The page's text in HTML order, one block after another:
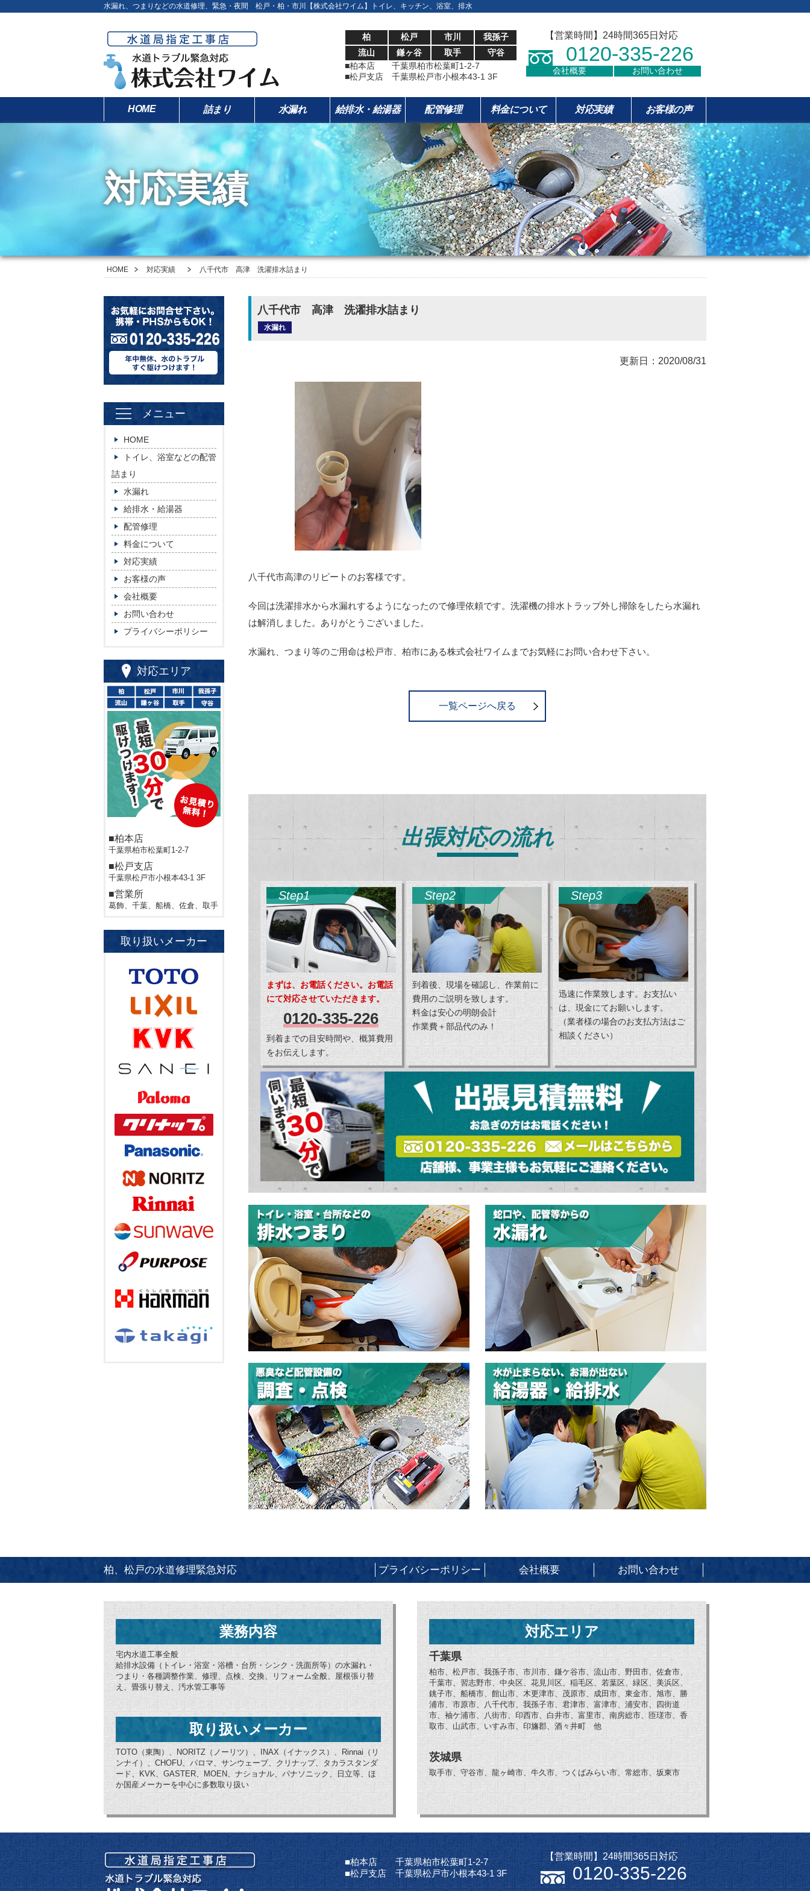
水漏れ、つまりなどの水道修理、緊急・夜間 松戸・柏・市川【株式会社ワイム】トイレ、キッチン、浴室、排水
柏 松戸 市川
我孫子
流山
鎌ヶ谷 取手
守谷
■柏本店 千葉県柏市松葉町1-2-7
■松戸支店 千葉県松戸市小根本43-1 3F
【営業時間】24時間365日対応
0120-335-226
会社概要 お問い合わせ
HOME 詰まり 水漏れ 給排水・給湯器 配管修理 料金について 対応実績 お客様の声
対応実績
HOME 対応実績 八千代市 高津 洗濯排水詰まり
八千代市 高津 洗濯排水詰まり
水漏れ
更新日：2020/08/31
八千代市高津のリピートのお客様です。
今回は洗濯排水から水漏れするようになったので修理依頼です。洗濯機の排水トラップ外し掃除をしたら水漏れ
は解消しました。ありがとうございました。
水漏れ、つまり等のご用命は松戸市、柏市にある株式会社ワイムまでお気軽にお問い合わせ下さい。
一覧ページへ戻る
出張対応の流れ
Step1
まずは、お電話ください。お電話
にて対応させていただきます。
0120-335-226
到着までの目安時間や、概算費用
をお伝えします。
Step2
到着後、現場を確認し、作業前に
費用のご説明を致します。
料金は安心の明朗会計
作業費＋部品代のみ！
Step3
迅速に作業致します。お支払い
は、現金にてお願いします。
（業者様の場合のお支払方法はご
相談ください）
メニュー
HOME
トイレ、浴室などの配管
詰まり
水漏れ
給排水・給湯器
配管修理
料金について
対応実績
お客様の声
会社概要
お問い合わせ
プライバシーポリシー
対応エリア
■柏本店
千葉県柏市松葉町1-2-7
■松戸支店
千葉県松戸市小根本43-1 3F
■営業所
葛飾、千葉、船橋、佐倉、取手
取り扱いメーカー
柏、松戸の水道修理緊急対応 プライバシーポリシー 会社概要 お問い合わせ
業務内容
宅内水道工事全般
給排水設備（トイレ・浴室・浴槽・台所・シンク・洗面所等）の水漏れ・
つまり・各種調整作業、修理、点検、交換、リフォーム全般、屋根張り替
え、畳張り替え、汚水管工事等
取り扱いメーカー
TOTO（東陶）、NORITZ（ノーリツ）、INAX（イナックス）、Rinnai（リ
ンナイ）、CHOFU、パロマ、サンウェーブ、クリナップ、タカラスタンダ
ード、KVK、GASTER、MOEN、ナショナル、パナソニック、日立等、ほ
か国産メーカーを中心に多数取り扱い
対応エリア
千葉県
柏市、松戸市、我孫子市、市川市、鎌ケ谷市、流山市、野田市、佐倉市、
千葉市、習志野市、中央区、花見川区、稲毛区、若葉区、緑区、美浜区、
銚子市、船橋市、館山市、木更津市、茂原市、成田市、東金市、旭市、勝
浦市、市原市、八千代市、我孫子市、君津市、富津市、浦安市、四街道
市、袖ケ浦市、八街市、印西市、白井市、富里市、南房総市、匝瑳市、香
取市、山武市、いすみ市、印旛郡、酒々井町 他
茨城県
取手市、守谷市、龍ヶ崎市、牛久市、つくばみらい市、常総市、坂東市
■柏本店 千葉県柏市松葉町1-2-7
■松戸支店 千葉県松戸市小根本43-1 3F
【営業時間】24時間365日対応
0120-335-226